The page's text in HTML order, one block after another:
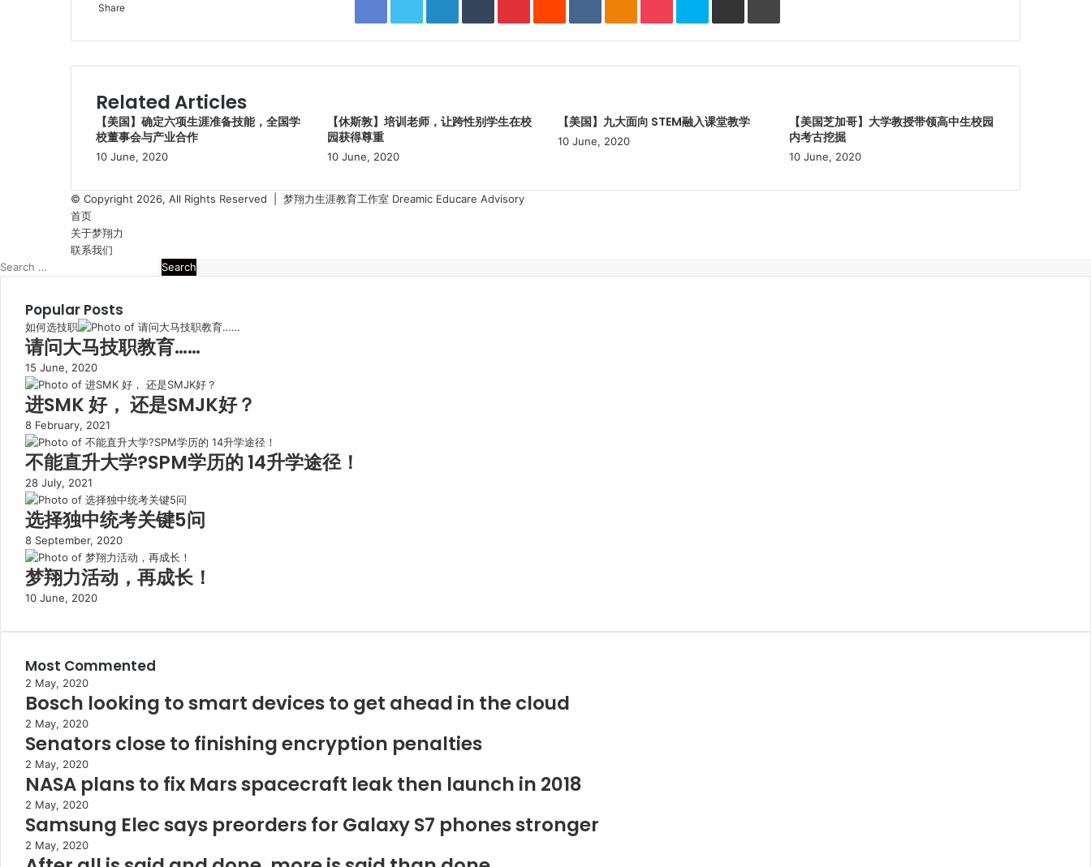
Share
Related Articles
【美国】确定六项生涯准备技能，全国学
校董事会与产业合作
10 June, 2020
【休斯敦】培训老师，让跨性别学生在校
园获得尊重
10 June, 2020
【美国】九大面向 STEM融入课堂教学
10 June, 2020
【美国芝加哥】大学教授带领高中生校园
内考古挖掘
10 June, 2020
© Copyright 2026, All Rights Reserved | 梦翔力生涯教育工作室 Dreamic Educare Advisory
首页
关于梦翔力
联系我们
Back
button
Close
Facebook
YouTube
Search
Popular Posts
如何选技职
请问大马技职教育……
15 June, 2020
进SMK 好， 还是SMJK好？
8 February, 2021
不能直升大学?SPM学历的 14升学途径！
28 July, 2021
选择独中统考关键5问
8 September, 2020
梦翔力活动，再成长！
10 June, 2020
Most Commented
2 May, 2020
Bosch looking to smart devices to get ahead in the cloud
2 May, 2020
Senators close to finishing encryption penalties
2 May, 2020
NASA plans to fix Mars spacecraft leak then launch in 2018
2 May, 2020
Samsung Elec says preorders for Galaxy S7 phones stronger
2 May, 2020